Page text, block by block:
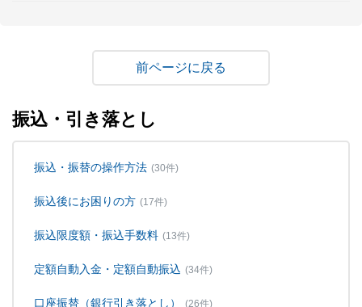
戻る
振込・引き落とし
振込・振替の操作方法 (30件)
振込後にお困りの方 (17件)
振込限度額・振込手数料 (13件)
定額自動入金・定額自動振込 (34件)
口座振替（銀行引き落とし） (26件)